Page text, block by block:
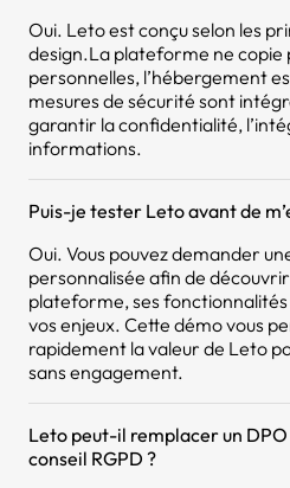
Oui. Leto est conçu selon les
design.La plateforme ne copie
personnelles, l’hébergement
mesures de sécurité sont
garantir la confidentialité,
informations.
Puis-je tester Leto avant de
Oui. Vous pouvez demander
personnalisée afin de
plateforme, ses
vos enjeux. Cette démo vous
rapidement la valeur de Leto
sans engagement.
Leto peut-il remplacer un DPO
conseil RGPD ?